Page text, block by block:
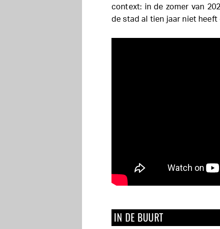
context: in de zomer van
de stad al tien jaar niet heeft
IN DE BUURT